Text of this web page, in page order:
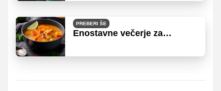
PREBERI ŠE
Enostavne večerje za